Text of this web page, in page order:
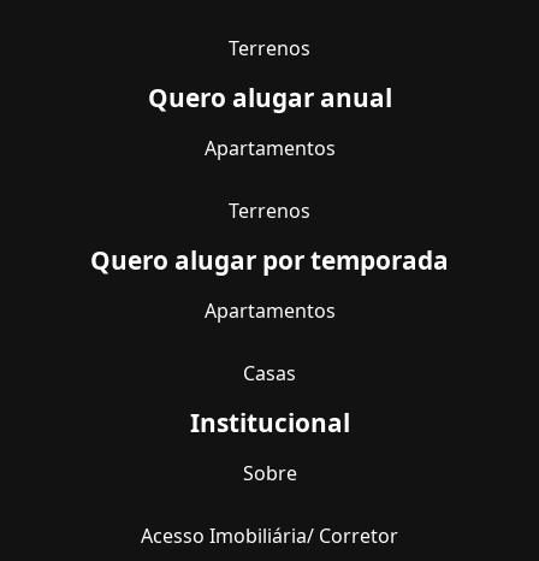
Terrenos
Quero alugar anual
Apartamentos
Terrenos
Quero alugar por temporada
Apartamentos
Casas
Institucional
Sobre
Acesso Imobiliária/ Corretor